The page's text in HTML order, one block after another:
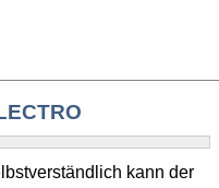
kann der